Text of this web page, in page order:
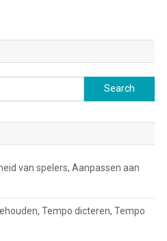
Search
for:
van spelers, Aanpassen aan
Tempo dicteren, Tempo